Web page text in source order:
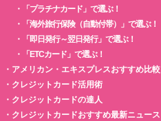
・
「プラチナカード」で選ぶ！
・
「海外旅行保険（自動付帯）」で選ぶ！
・
「即日発行～翌日発行」で選ぶ！
・
「ETCカード」で選ぶ！
・ アメリカン・エキスプレスおすすめ比較
・ クレジットカード活用術
・ クレジットカードの達人
・ クレジットカードおすすめ最新ニュース